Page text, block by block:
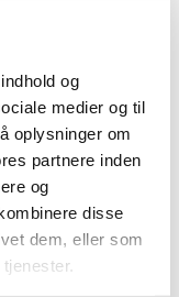
og
medier og til
oplysninger om
partnere inden
og
disse
dem, eller som